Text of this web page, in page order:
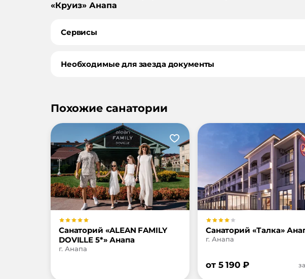
«Круиз» Анапа
Сервисы
Необходимые для заезда документы
Похожие санатории
Санаторий «ALEAN FAMILY
DOVILLE 5*» Анапа
г. Анапа
Санаторий «Талка»
г. Анапа
от 5 190 ₽